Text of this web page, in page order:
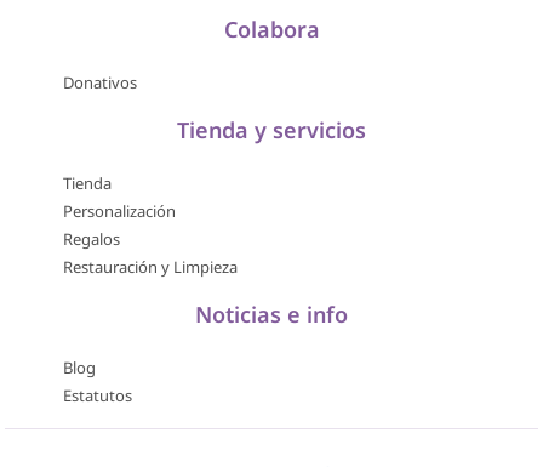
Colabora
Donativos
Tienda y servicios
Tienda
Personalización
Regalos
Restauración y Limpieza
Noticias e info
Blog
Estatutos